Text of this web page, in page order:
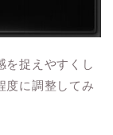
を捉えやすくし
度に調整してみ